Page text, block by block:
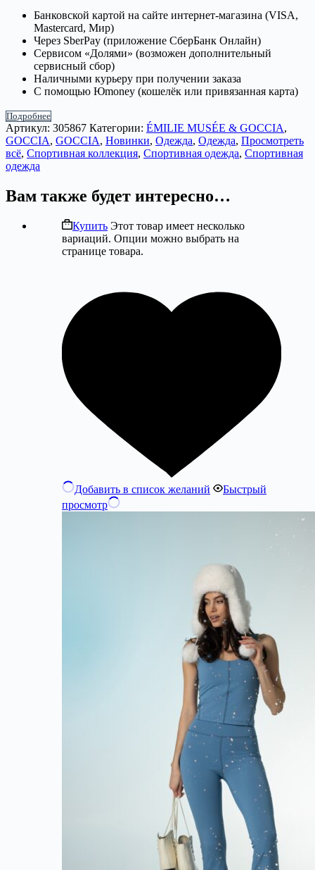
Банковской картой на сайте интернет-магазина (VISA,
Mastercard, Мир)
Через SberPay (приложение СберБанк Онлайн)
Сервисом «Долями» (возможен дополнительный
сервисный сбор)
Наличными курьеру при получении заказа
С помощью Юmoney (кошелёк или привязанная карта)
Подробнее
Артикул: 305867 Категории: ÉMILIE MUSÉE & GOCCIA,
GOCCIA, GOCCIA, Новинки, Одежда, Одежда, Просмотреть
всё, Спортивная коллекция, Спортивная одежда, Спортивная
одежда
Вам также будет интересно…
Купить Этот товар имеет несколько
вариаций. Опции можно выбрать на
странице товара.
Добавить в список желаний
Быстрый
просмотр